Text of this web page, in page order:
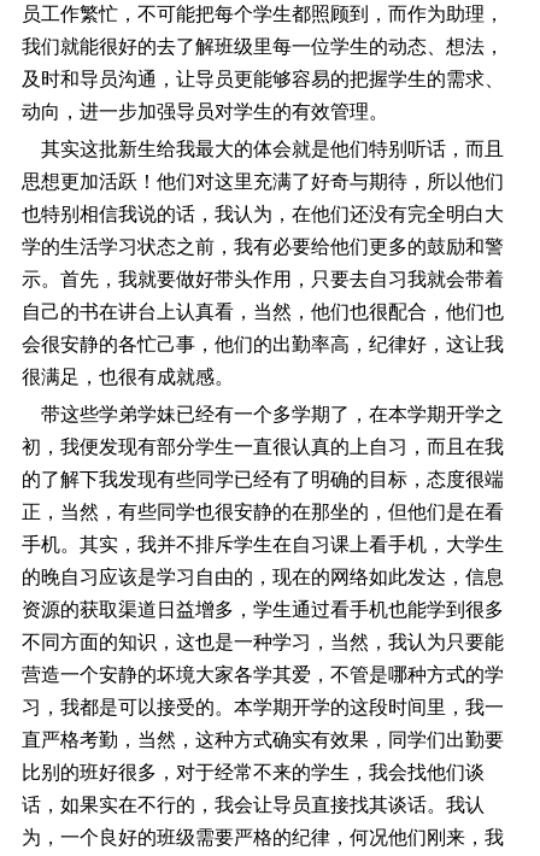
员工作繁忙，不可能把每个学生都照顾到，而作为助理，
我们就能很好的去了解班级里每一位学生的动态、想法，
及时和导员沟通，让导员更能够容易的把握学生的需求、
动向，进一步加强导员对学生的有效管理。
其实这批新生给我最大的体会就是他们特别听话，而且
思想更加活跃！他们对这里充满了好奇与期待，所以他们
也特别相信我说的话，我认为，在他们还没有完全明白大
学的生活学习状态之前，我有必要给他们更多的鼓励和警
示。首先，我就要做好带头作用，只要去自习我就会带着
自己的书在讲台上认真看，当然，他们也很配合，他们也
会很安静的各忙己事，他们的出勤率高，纪律好，这让我
很满足，也很有成就感。
带这些学弟学妹已经有一个多学期了，在本学期开学之
初，我便发现有部分学生一直很认真的上自习，而且在我
的了解下我发现有些同学已经有了明确的目标，态度很端
正，当然，有些同学也很安静的在那坐的，但他们是在看
手机。其实，我并不排斥学生在自习课上看手机，大学生
的晚自习应该是学习自由的，现在的网络如此发达，信息
资源的获取渠道日益增多，学生通过看手机也能学到很多
不同方面的知识，这也是一种学习，当然，我认为只要能
营造一个安静的坏境大家各学其爱，不管是哪种方式的学
习，我都是可以接受的。本学期开学的这段时间里，我一
直严格考勤，当然，这种方式确实有效果，同学们出勤要
比别的班好很多，对于经常不来的学生，我会找他们谈
话，如果实在不行的，我会让导员直接找其谈话。我认
为，一个良好的班级需要严格的纪律，何况他们刚来，我